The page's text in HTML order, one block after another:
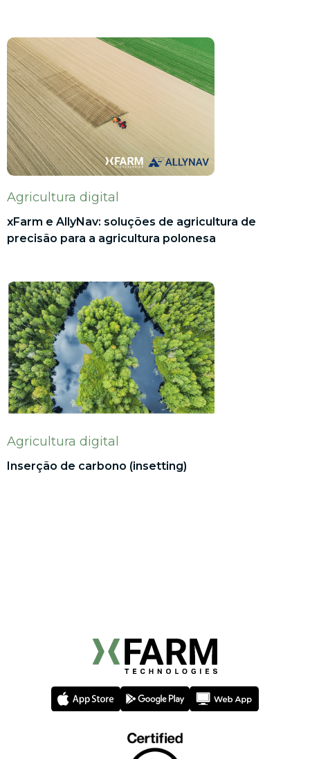
Agricultura digital
xFarm e AllyNav: soluções de agricultura de
precisão para a agricultura polonesa
Agricultura digital
Inserção de carbono (insetting)